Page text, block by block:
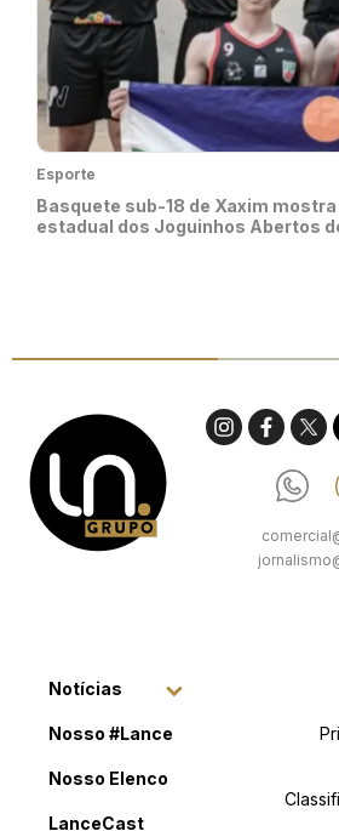
Esporte
Basquete sub-18 de Xaxim
estadual dos Joguinhos Abertos
Notícias
Nosso #Lance
Nosso Elenco
LanceCast